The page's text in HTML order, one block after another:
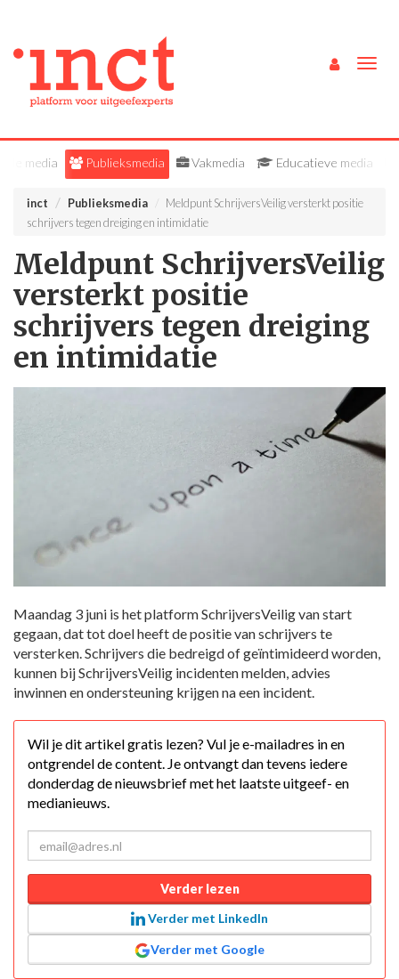
Alle media Publieksmedia Vakmedia Educatieve media
inct Publieksmedia
Meldpunt SchrijversVeilig versterkt positie
schrijvers tegen dreiging en intimidatie
Meldpunt SchrijversVeilig
versterkt positie
schrijvers tegen dreiging
en intimidatie
Maandag 3 juni is het platform SchrijversVeilig van start
gegaan, dat tot doel heeft de positie van schrijvers te
versterken. Schrijvers die bedreigd of geïntimideerd worden,
kunnen bij SchrijversVeilig incidenten melden, advies
inwinnen en ondersteuning krijgen na een incident.
Wil je dit artikel gratis lezen? Vul je e-mailadres in en
ontgrendel de content. Je ontvangt dan tevens iedere
donderdag de nieuwsbrief met het laatste uitgeef- en
medianieuws.
Verder lezen
Verder met LinkedIn
Verder met Google